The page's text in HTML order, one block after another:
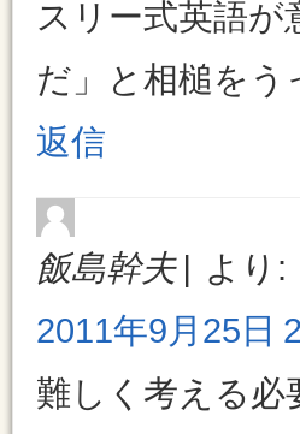
スリー式英語
だ」と相槌をう
返信
飯島幹夫
より:
2011年9月25日
難しく考える